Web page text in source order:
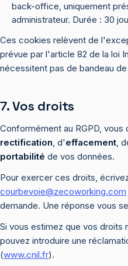
back-office, uniquement
administrateur. Durée : 30
Ces cookies relèvent de
prévue par l'article 82 de la loi
nécessitent pas de bandeau
7. Vos droits
Conformément au RGPD,
rectification, d'effacement,
portabilité de vos données.
Pour exercer ces droits,
courbevoie@zecoworking.com
demande. Une réponse vous
Si vous estimez que vos droits
pouvez introduire une
(www.cnil.fr).